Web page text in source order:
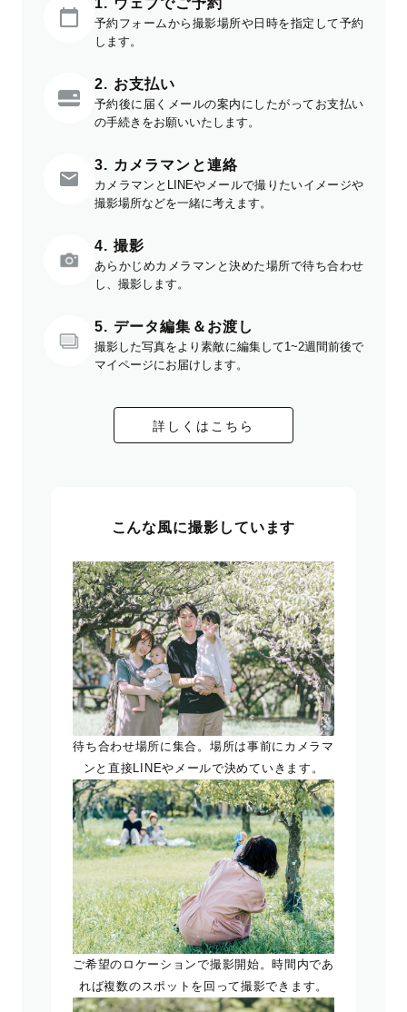
1. ウェブでご予約
予約フォームから撮影場所や日時を指定して予約
します。
2. お支払い
予約後に届くメールの案内にしたがってお支払い
の手続きをお願いいたします。
3. カメラマンと連絡
カメラマンとLINEやメールで撮りたいイメージや
撮影場所などを一緒に考えます。
4. 撮影
あらかじめカメラマンと決めた場所で待ち合わせ
し、撮影します。
5. データ編集＆お渡し
撮影した写真をより素敵に編集して1~2週間前後で
マイページにお届けします。
詳しくはこちら
こんな風に撮影しています
待ち合わせ場所に集合。場所は事前にカメラマ
ンと直接LINEやメールで決めていきます。
ご希望のロケーションで撮影開始。時間内であ
れば複数のスポットを回って撮影できます。